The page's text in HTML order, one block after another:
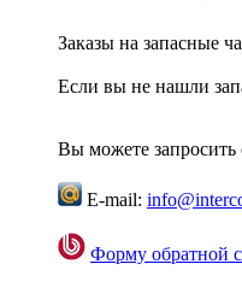
Заказы на запасные
Если вы не нашли
Вы можете запросить
E-mail:
Форму обратной